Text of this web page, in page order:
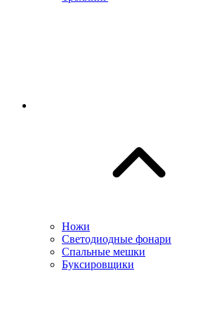
Ножи
Светодиодные фонари
Спальные мешки
Буксировщики